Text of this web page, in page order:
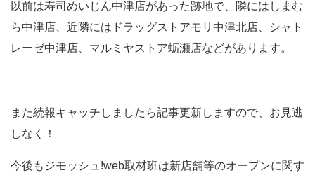
以前は寿司めいじん中津店があった跡地で、隣にはしまむ
ら中津店、近隣にはドラッグストアモリ中津北店、シャト
レーゼ中津店、マルミヤストア蛎瀬店などがあります。
また続報キャッチしましたら記事更新しますので、お見逃
しなく！
今後もジモッシュ!web取材班は新店舗等のオープンに関す